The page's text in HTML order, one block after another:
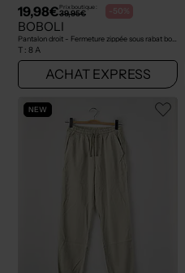
19,98€Prix boutique :
39,95€ -50%
BOBOLI
T : 8 A
ACHAT EXPRESS
NEW